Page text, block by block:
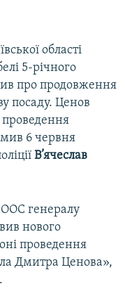
області
5-річного
про продовження
посаду. Ценов
проведення
6 червня
В’ячеслав
генералу
нового
проведення
Дмитра Ценова»,